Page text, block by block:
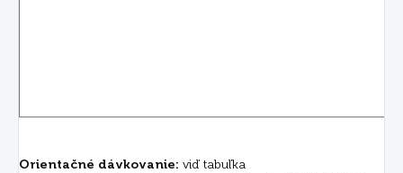
Orientačné dávkovanie: viď tabuľka